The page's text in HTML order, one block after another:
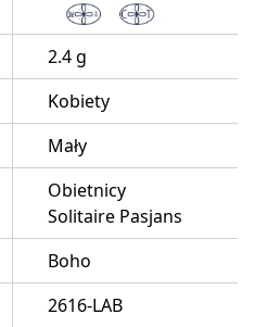
2.4 g
Kobiety
Mały
Obietnicy
Solitaire Pasjans
Boho
2616-LAB